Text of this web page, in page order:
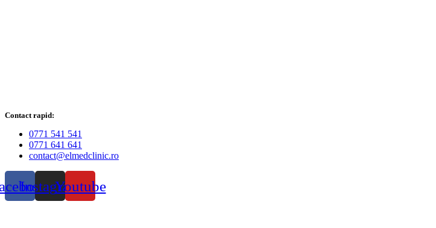
Contact rapid:
0771 541 541
0771 641 641
contact@elmedclinic.ro
InstagramYoutube